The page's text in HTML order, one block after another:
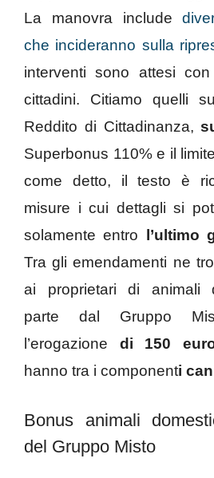
La manovra include
che incideranno sulla
interventi sono attesi
cittadini. Citiamo quelli
Reddito di Cittadinanza,
Superbonus 110% e il
come detto, il testo è
misure i cui dettagli si
solamente entro l’ultimo
Tra gli emendamenti ne
ai proprietari di animali
parte dal Gruppo
l’erogazione di 150
hanno tra i componenti
Bonus animali
del Gruppo Misto